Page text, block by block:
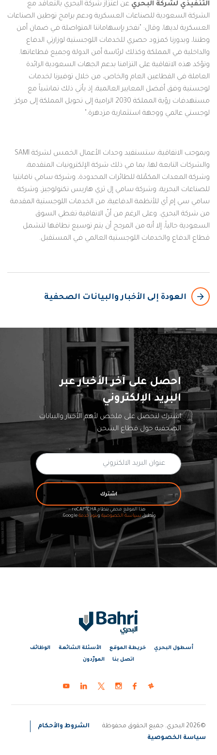
التنفيذي لشركة البحري عن اعتزاز شركة البحري بالتعاقد مع
الشركة السعودية للصناعات العسكرية ودعم برامج توطين الصناعات
العسكرية لديها، وقال: "نفخر بإسهاماتنا المتواصلة في ضمان أمن
وطننا، وبدورنا كمزود حصري للخدمات اللوجستية لوزارتي الدفاع
والداخلية في المملكة وكذلك لرئاسة أمن الدولة وجميع قطاعاتها.
وتؤكد هذه الاتفاقية على التزامنا بدعم الجهات السعودية الرائدة
العاملة في القطاعين العام والخاص، من خلال توفيرنا لخدمات
لوجستية وفق أفضل المعايير العالمية، إذ يأتي ذلك تماشياً مع
مستهدفات رؤية المملكة 2030 الرامية إلى تحويل المملكة إلى مركز
لوجستي عالمي ووجهة استثمارية مزدهرة."
وبموجب الاتفاقية، ستستفيد وحدات الأعمال الخمس لشركة SAMI
والشركات التابعة لها، بما في ذلك شركة الإلكترونيات المتقدمة،
وشركة المعدات المكمّلة للطائرات المحدودة، وشركة سامي نافانتيا
للصناعات البحرية، وشركة سامي إل ثري هاريس تكنولوجيز، وشركة
سامي سي إم آي للأنظمة الدفاعية، من الخدمات اللوجستية المقدمة
من شركة البحري. وعلى الرغم من أنّ الاتفاقية تغطي السوق
السعودية حالياً، إلا أنه من المرجح أن يتم توسيع نطاقها لتشمل
قطاع الدفاع والخدمات اللوجستية العالمي في المستقبل.
arrow_backward
العودة إلى الأخبار والبيانات الصحفية
احصل على آخر الأخبار عبر
البريد الإلكتروني
اشترك لتحصل على ملخص لأهم الأخبار والبيانات
الصحفية حول قطاع الشحن
اشترك
هذا الموقع محمي بنظام reCAPTCHA
وتُطبقسياسة الخصوصية وبنود خدمةGoogle.
أسطول البحري خريطة الموقع الأسئلة الشائعة
الوظائف
اتصل بنا
المورّدون
©2026 البحري. جميع الحقوق محفوظة
الشروط والأحكام
سياسة الخصوصية